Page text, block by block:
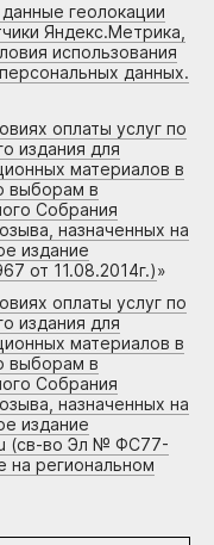
геолокации
Яндекс.Метрика,
использования
данных.
оплаты услуг по
издания для
материалов в
выборам в
Собрания
назначенных на
издание
от 11.08.2014г.)»
оплаты услуг по
издания для
материалов в
выборам в
Собрания
назначенных на
издание
(св-во Эл № ФС77-
на региональном